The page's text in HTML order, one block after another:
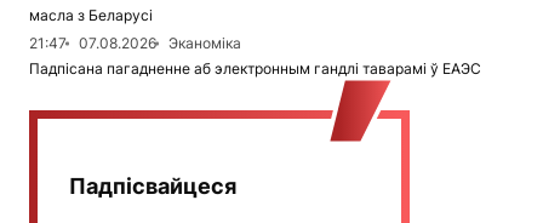
масла з Беларусі
21:47
07.08.2026
Эканоміка
Падпісана пагадненне аб электронным гандлі таварамі ў ЕАЭС
Падпісвайцеся